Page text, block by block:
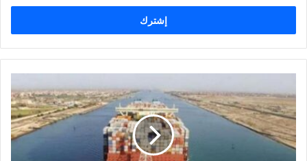
خ
ب
ر
ك
ا
ل
إ
ل